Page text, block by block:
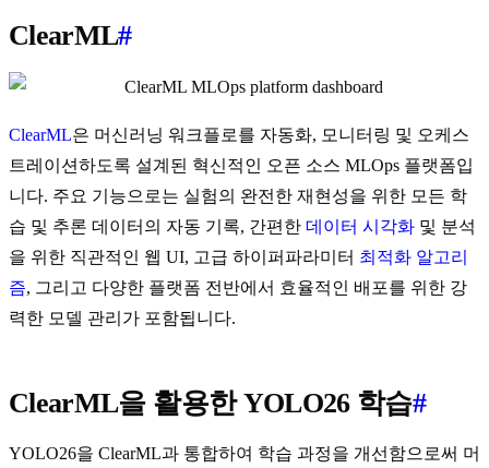
ClearML#
ClearML은 머신러닝 워크플로를 자동화, 모니터링 및 오케스
트레이션하도록 설계된 혁신적인 오픈 소스 MLOps 플랫폼입
니다. 주요 기능으로는 실험의 완전한 재현성을 위한 모든 학
습 및 추론 데이터의 자동 기록, 간편한 데이터 시각화 및 분석
을 위한 직관적인 웹 UI, 고급 하이퍼파라미터 최적화 알고리
즘, 그리고 다양한 플랫폼 전반에서 효율적인 배포를 위한 강
력한 모델 관리가 포함됩니다.
ClearML을 활용한 YOLO26 학습#
YOLO26을 ClearML과 통합하여 학습 과정을 개선함으로써 머